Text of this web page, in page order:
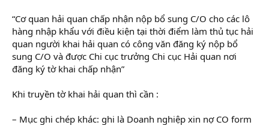
“Cơ quan hải quan chấp nhận nộp bổ sung C/O cho các lô
hàng nhập khẩu với điều kiện tại thời điểm làm thủ tục hải
quan người khai hải quan có công văn đăng ký nộp bổ
sung C/O và được Chi cục trưởng Chi cục Hải quan nơi
đăng ký tờ khai chấp nhận”
Khi truyền tờ khai hải quan thì cần :
– Mục ghi chép khác: ghi là Doanh nghiệp xin nợ CO form